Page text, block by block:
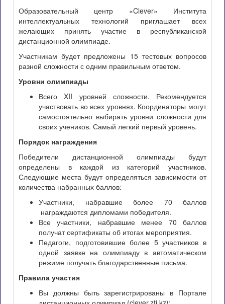
Образовательный центр «Clever» Института
интеллектуальных технологий приглашает всех
желающих принять участие в республиканской
дистанционной олимпиаде.
Участникам будет предложены 15 тестовых вопросов
разной сложности с одним правильным ответом.
Уровни олимпиады
Всего XII уровней сложности. Рекомендуется
участвовать во всех уровнях. Координаторы могут
самостоятельно выбирать уровни сложности для
своих учеников. Самый легкий первый уровень.
Порядок награждения
Победители дистанционной олимпиады будут
определены в каждой из категорий участников.
Следующие места будут определяться зависимости от
количества набранных баллов:
Участники, набравшие более 70 баллов
награждаются дипломами победителя.
Все участники, набравшие менее 70 баллов
получат сертификаты об итогах мероприятия.
Педагоги, подготовившие более 5 участников в
одной заявке на олимпиаду в автоматическом
режиме получать благодарственные письма.
Правила участия
Вы должны быть зарегистрированы в Портале